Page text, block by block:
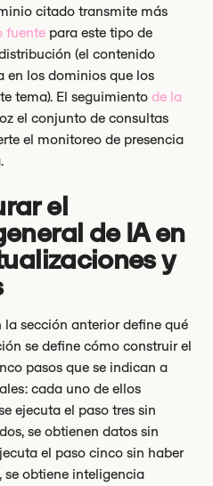
citado transmite más
fuente para este tipo de
(el contenido
en los dominios que los
tema). El seguimientode la
el conjunto de consultas
el monitoreo de presencia
el
de IA en
y
sección anterior define qué
se define cómo construir el
pasos que se indican a
cada uno de ellos
ejecuta el paso tres sin
se obtienen datos sin
el paso cinco sin haber
obtiene inteligencia